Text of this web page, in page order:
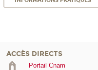
ACCÈS DIRECTS
Portail Cnam